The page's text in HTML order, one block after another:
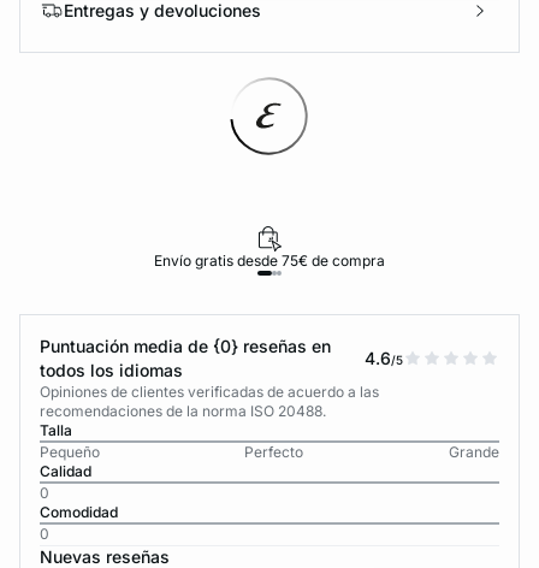
Entregas y devoluciones
Envío gratis desde 75€ de compra
Puntuación media de {0} reseñas en
todos los idiomas
4.6/5
Opiniones de clientes verificadas de acuerdo a las
recomendaciones de la norma ISO 20488.
Talla
Pequeño
Perfecto
Grande
Calidad
0
Comodidad
0
Nuevas reseñas